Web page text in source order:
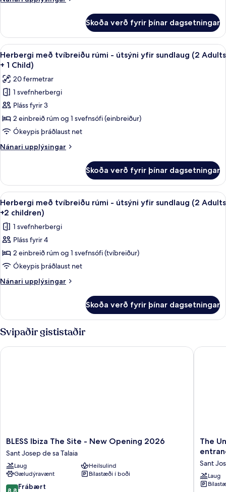
Adults
Children)
með
tvíbreiðu
rúmi
(2
+
2
Children)
Skoða verð fyrir þínar dagsetningar
Skoða
allar
myndir
fyrir
Herbergi
með
tvíbreiðu
rúmi
-
útsýni
sundlaug
(2
Adults
+
Child)
Öryggishólf í herbergi, skrifborð,
5
Herbergi með tvíbreiðu rúmi - útsýni yfir sundlaug (2 Adults
+ 1 Child)
20 fermetrar
1 svefnherbergi
Pláss fyrir 3
2 einbreið rúm og 1 svefnsófi (einbreiður)
Ókeypis þráðlaust net
Nánari upplýsingar
Nánari
með
tvíbreiðu
rúmi
-
yfir
sundlaug
Adults
+
Child)
Skoða verð fyrir þínar dagsetningar
Skoða
allar
myndir
fyrir
Herbergi
með
tvíbreiðu
rúmi
yfir
sundlaug
(2
Adults
Öryggishólf í herbergi, skrifborð,
5
Herbergi með tvíbreiðu rúmi - útsýni yfir sundlaug (2 Adults
+2 children)
1 svefnherbergi
Pláss fyrir 4
2 einbreið rúm og 1 svefnsófi (tvíbreiður)
Ókeypis þráðlaust net
Nánari upplýsingar
Nánari
með
tvíbreiðu
rúmi
útsýni
Skoða verð fyrir þínar dagsetningar
Svipaðir gististaðir
BLESS
Ibiza
The
Site
-
New
BLESS Ibiza The Site - New Opening 2026
Sant Josep de sa Talaia
Laug
Heilsulind
Gæludýravænt
Bílastæði í boði
8.8
8,8 Frábært
BLESS Ibiza The Site - New Opening 2026
The
Hotel
-
Ushuaïa
The
Sant
Laug
The